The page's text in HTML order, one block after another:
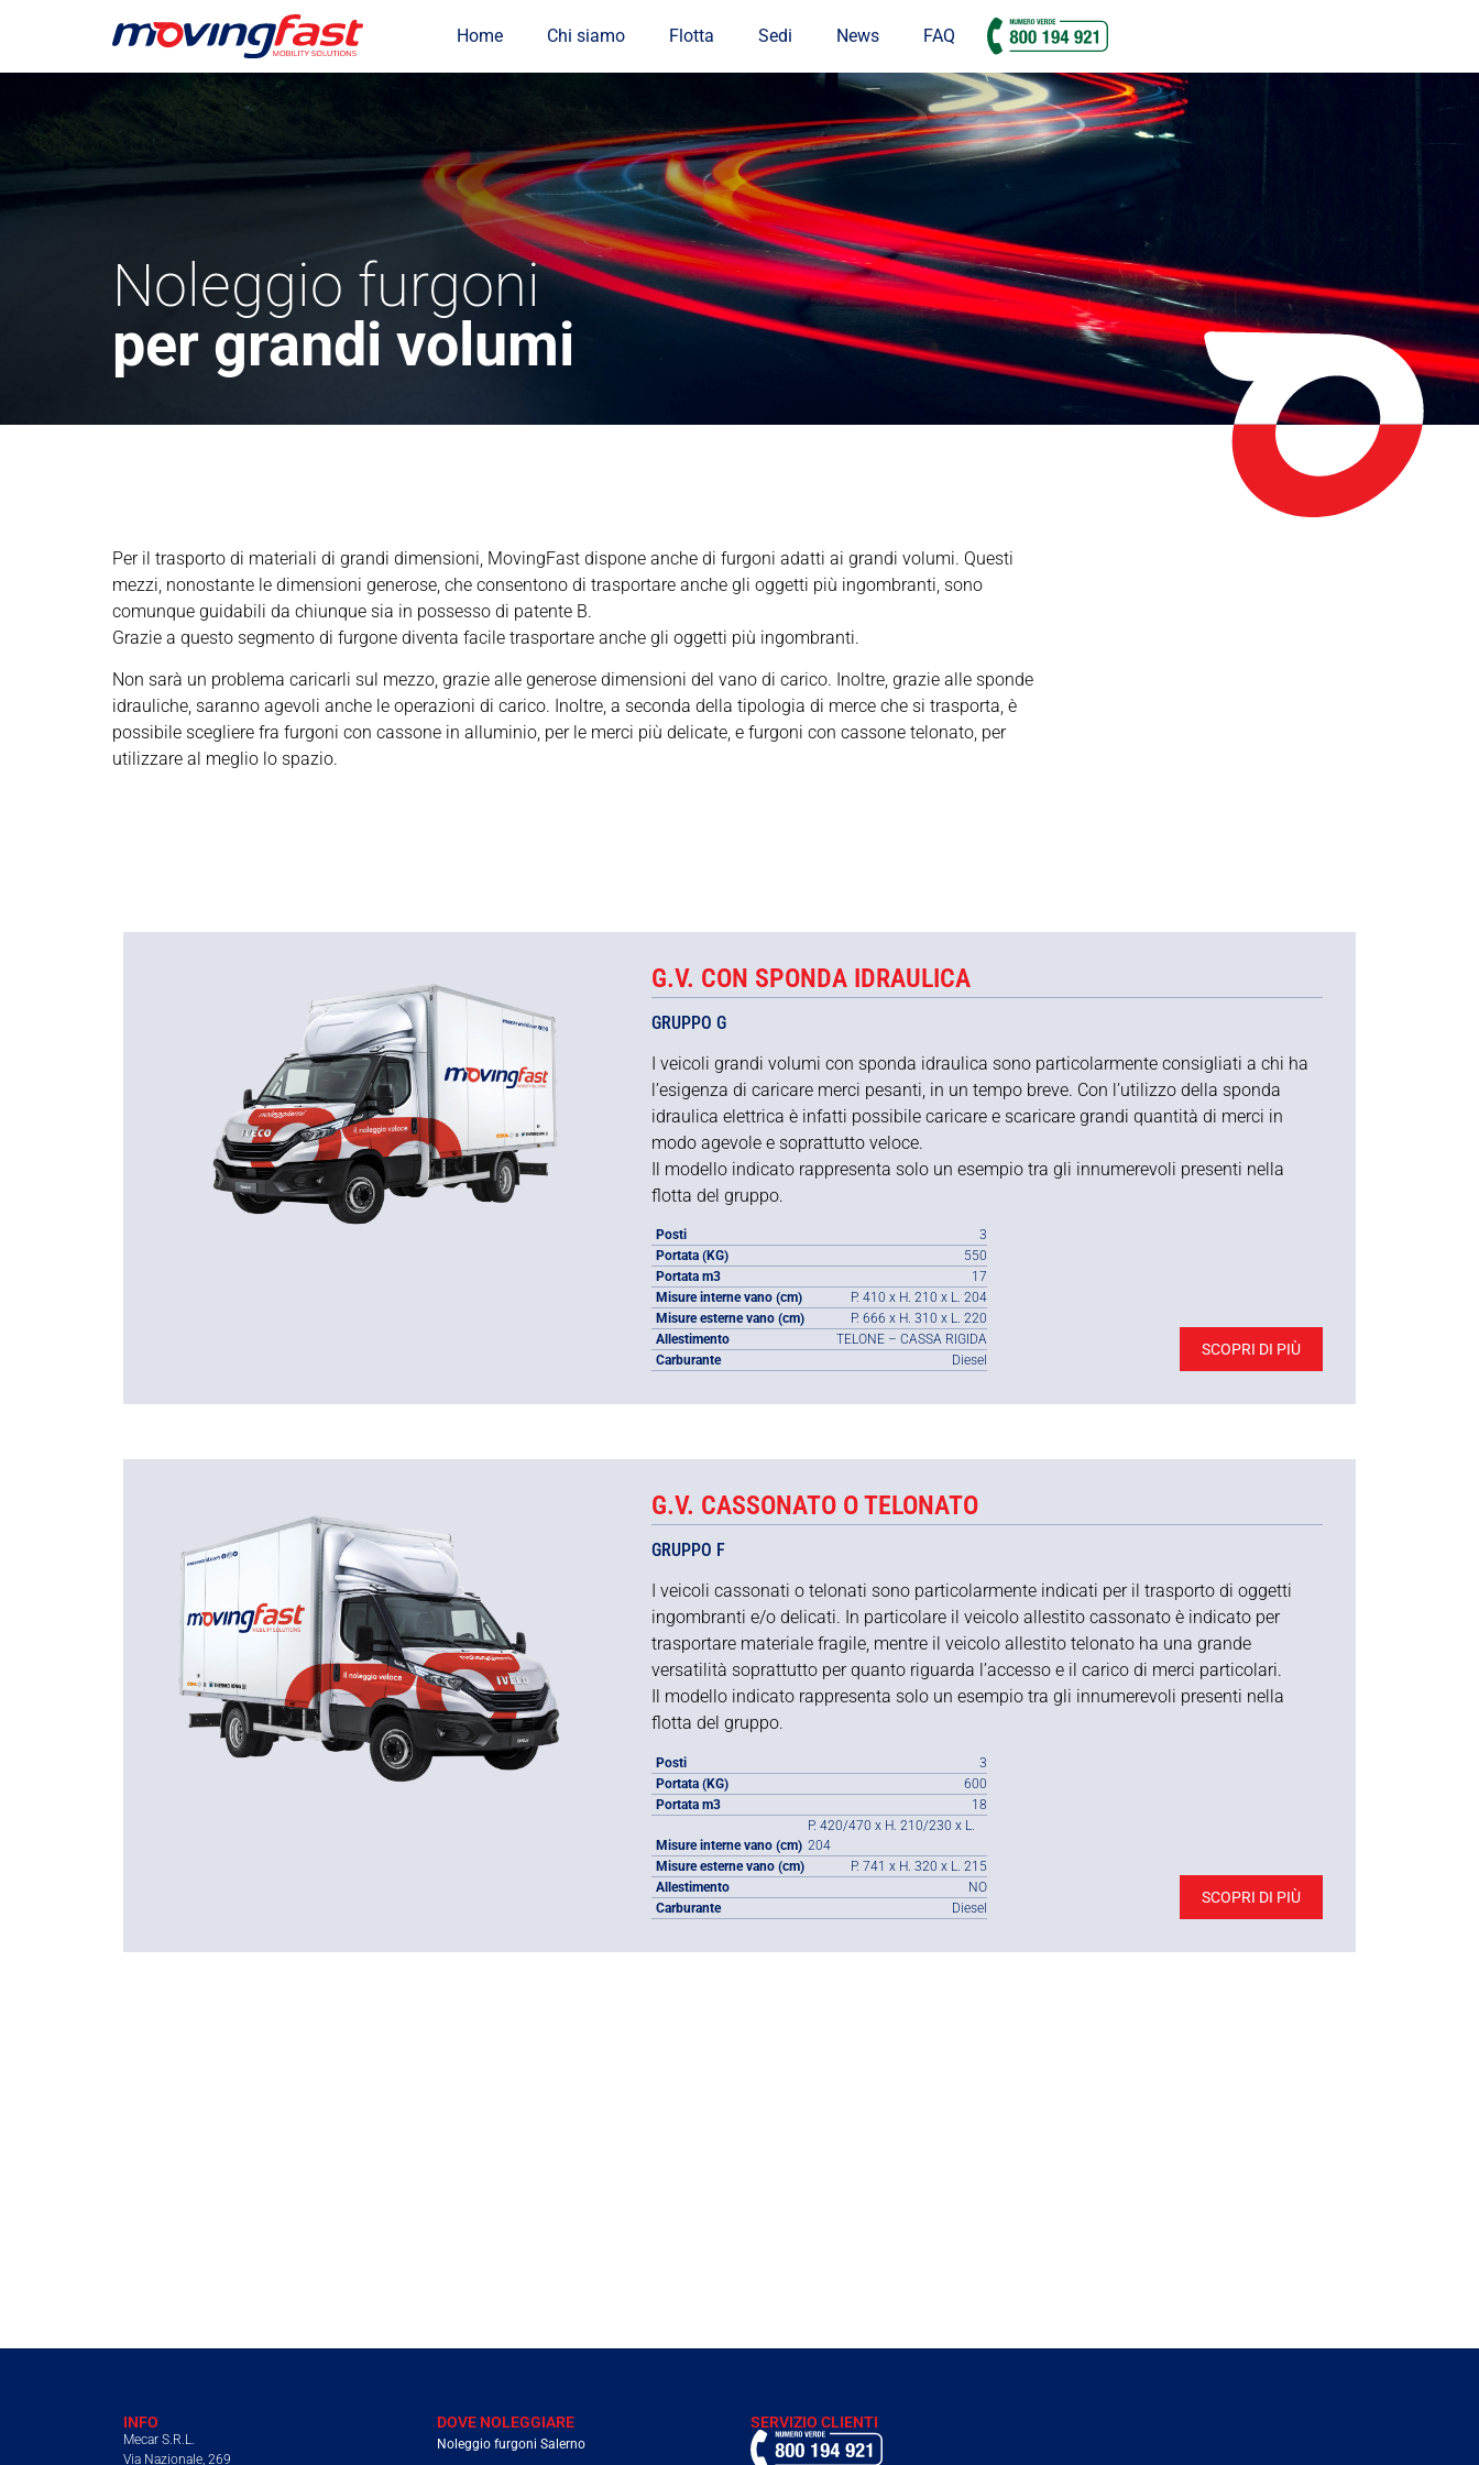
Home Chi siamo Flotta Sedi News FAQ
Noleggio furgoni
per grandi volumi
Per il trasporto di materiali di grandi dimensioni, MovingFast dispone anche di furgoni adatti ai grandi volumi. Questi
mezzi, nonostante le dimensioni generose, che consentono di trasportare anche gli oggetti più ingombranti, sono
comunque guidabili da chiunque sia in possesso di patente B.
Grazie a questo segmento di furgone diventa facile trasportare anche gli oggetti più ingombranti.
Non sarà un problema caricarli sul mezzo, grazie alle generose dimensioni del vano di carico. Inoltre, grazie alle sponde
idrauliche, saranno agevoli anche le operazioni di carico. Inoltre, a seconda della tipologia di merce che si trasporta, è
possibile scegliere fra furgoni con cassone in alluminio, per le merci più delicate, e furgoni con cassone telonato, per
utilizzare al meglio lo spazio.
G.V. CON SPONDA IDRAULICA
GRUPPO G
I veicoli grandi volumi con sponda idraulica sono particolarmente consigliati a chi ha
l’esigenza di caricare merci pesanti, in un tempo breve. Con l’utilizzo della sponda
idraulica elettrica è infatti possibile caricare e scaricare grandi quantità di merci in
modo agevole e soprattutto veloce.
Il modello indicato rappresenta solo un esempio tra gli innumerevoli presenti nella
flotta del gruppo.
Posti
3
Portata (KG)
550
Portata m3
17
Misure interne vano (cm)
P. 410 x H. 210 x L. 204
Misure esterne vano (cm)
P. 666 x H. 310 x L. 220
Allestimento
TELONE – CASSA RIGIDA
Carburante
Diesel
SCOPRI DI PIÙ
G.V. CASSONATO O TELONATO
GRUPPO F
I veicoli cassonati o telonati sono particolarmente indicati per il trasporto di oggetti
ingombranti e/o delicati. In particolare il veicolo allestito cassonato è indicato per
trasportare materiale fragile, mentre il veicolo allestito telonato ha una grande
versatilità soprattutto per quanto riguarda l’accesso e il carico di merci particolari.
Il modello indicato rappresenta solo un esempio tra gli innumerevoli presenti nella
flotta del gruppo.
Posti
3
Portata (KG)
600
Portata m3
18
Misure interne vano (cm)
P. 420/470 x H. 210/230 x L.
204
Misure esterne vano (cm)
P. 741 x H. 320 x L. 215
Allestimento
NO
Carburante
Diesel
SCOPRI DI PIÙ
INFO
Mecar S.R.L.
Via Nazionale, 269
DOVE NOLEGGIARE
Noleggio furgoni Salerno
SERVIZIO CLIENTI